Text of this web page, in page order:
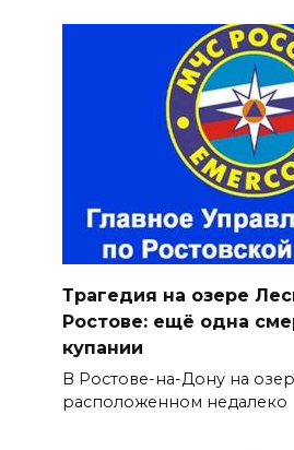
Трагедия на озере
Ростове: ещё одна
купании
В Ростове-на-Дону на
расположенном недалеко